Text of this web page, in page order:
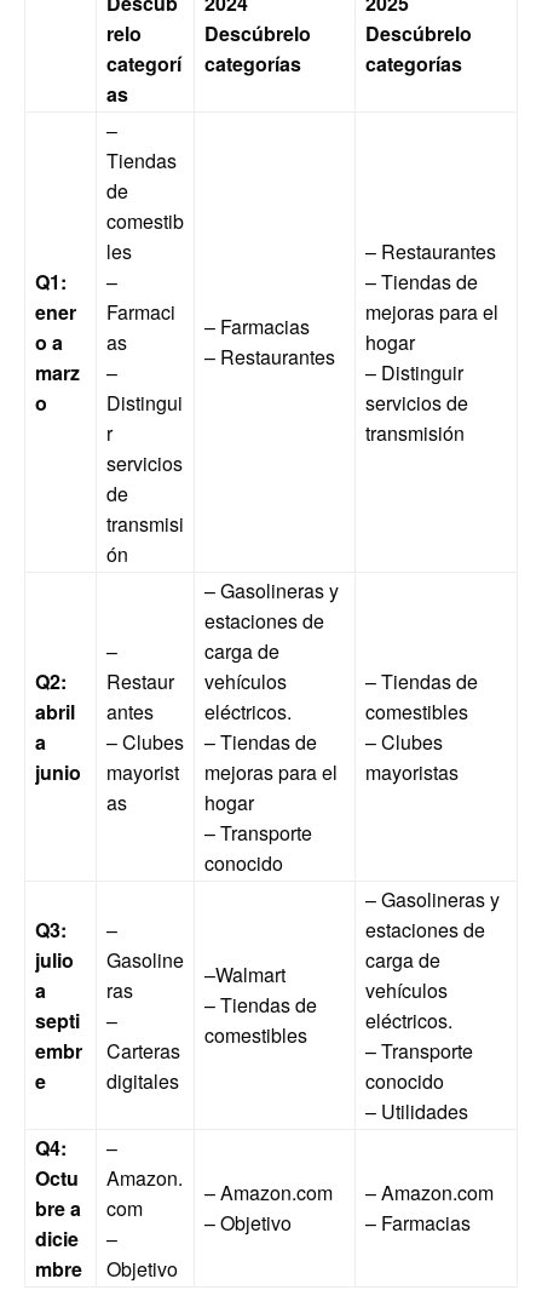
relo
categorí
as
Descúbrelo
categorías
Descúbrelo
categorías
Q1:
ener
o a
marz
o
–
Tiendas
de
comestib
les
–
Farmaci
as
–
Distingui
r
servicios
de
transmisi
ón
– Farmacias
– Restaurantes
– Restaurantes
– Tiendas de
mejoras para el
hogar
– Distinguir
servicios de
transmisión
Q2:
abril
a
junio
–
Restaur
antes
– Clubes
mayorist
as
– Gasolineras y
estaciones de
carga de
vehículos
eléctricos.
– Tiendas de
mejoras para el
hogar
– Transporte
conocido
– Tiendas de
comestibles
– Clubes
mayoristas
Q3:
julio
a
septi
embr
e
–
Gasoline
ras
–
Carteras
digitales
–Walmart
– Tiendas de
comestibles
– Gasolineras y
estaciones de
carga de
vehículos
eléctricos.
– Transporte
conocido
– Utilidades
Q4:
Octu
bre a
dicie
mbre
–
Amazon.
com
–
Objetivo
– Amazon.com
– Objetivo
– Amazon.com
– Farmacias